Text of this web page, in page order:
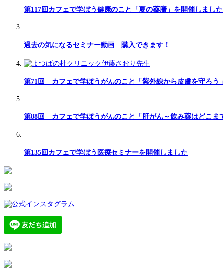
第117回カフェで学ぼう健康のこと「夏の薬膳」を開催しました
過去の気になるセミナー動画 購入できます！
第71回 カフェで学ぼうがんのこと「紫外線から皮膚を守ろう」
第88回 カフェで学ぼうがんのこと「肝がん～飲み薬はどこま
第135回カフェで学ぼう医療セミナーを開催しました